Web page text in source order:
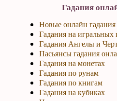
Гадания
Новые онлайн гадания
Гадания на игральных
Гадания Ангелы и
Пасьянсы гадания
Гадания на монетах
Гадания по рунам
Гадания по книгам
Гадания на кубиках